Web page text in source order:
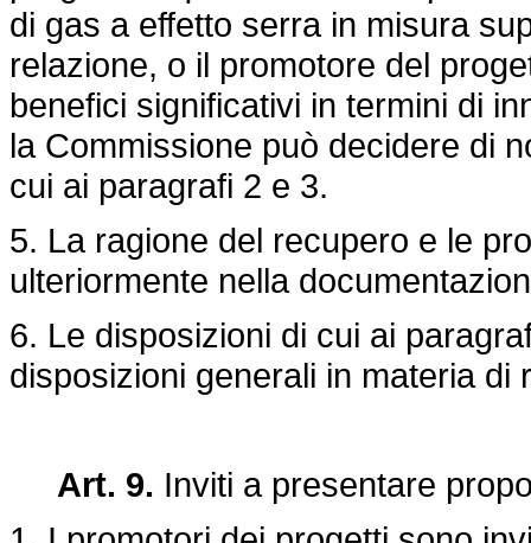
di gas a effetto serra in misura
relazione, o il promotore del
benefici significativi in termini di
la Commissione può decidere di
cui ai paragrafi 2 e 3.
5. La ragione del recupero e le
ulteriormente nella
6. Le disposizioni di cui ai
disposizioni generali in materia di
Art. 9. Inviti a presentare